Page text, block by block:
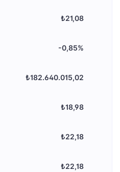
₺21,08
-0,85%
₺182.640.015,02
₺18,98
₺22,18
₺22,18